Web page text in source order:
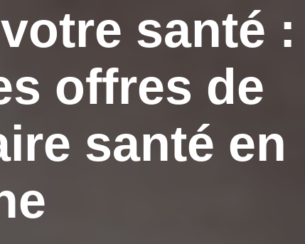
santé :
offres de
santé en